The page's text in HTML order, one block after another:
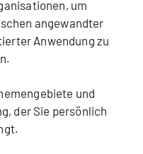
um
angewandter
Anwendung zu
und
der Sie persönlich